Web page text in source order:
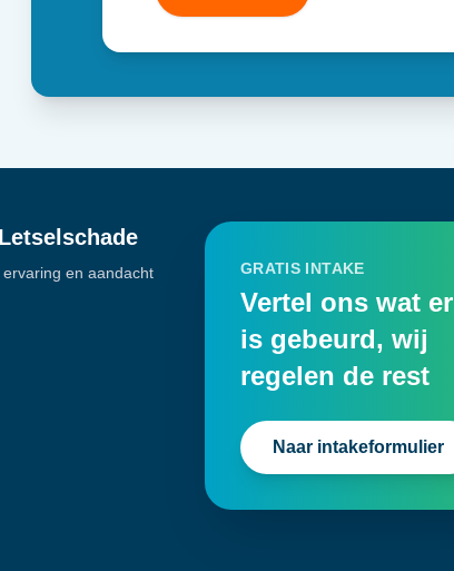
en aandacht GRATIS INTAKE
Vertel ons wat er
is gebeurd, wij
regelen de rest
Naar intakeformulier